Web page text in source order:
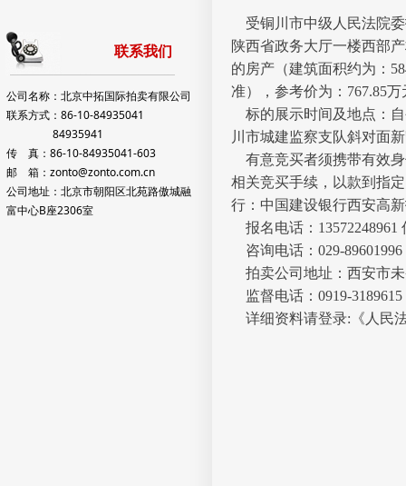
联系我们
公司名称：北京中拓国际拍卖有限公司
联系方式：86-10-84935041
84935941
传 真：86-10-84935041-603
邮 箱：zonto@zonto.com.cn
公司地址：北京市朝阳区北苑路傲城融
富中心B座2306室
受铜川市中级人民法院委
陕西省政务大厅一楼西部
的房产（建筑面积约为：
准），参考价为：767.85万
标的展示时间及地点：自
川市城建监察支队斜对面
有意竞买者须携带有效身
相关竞买手续，以款到指
行：中国建设银行西安高
报名电话：13572248961
咨询电话：029-
拍卖公司地址：西安市
监督电话：0919-
详细资料请登录:《人民